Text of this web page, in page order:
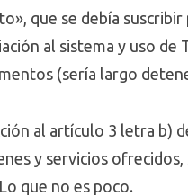
que se debía
al sistema y uso de
(sería largo
al artículo 3 letra b)
y servicios
que no es poco.